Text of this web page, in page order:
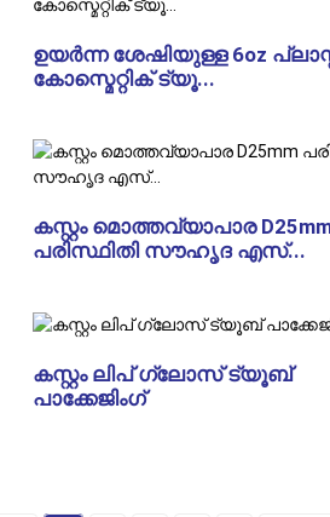
ഉയർന്ന ശേഷിയുള്ള 6oz
കോസ്മെറ്റിക് ട്യൂ...
കസ്റ്റം മൊത്തവ്യാപാര
പരിസ്ഥിതി സൗഹൃദ എസ്...
കസ്റ്റം ലിപ് ഗ്ലോസ് ട്യൂബ്
പാക്കേജിംഗ്